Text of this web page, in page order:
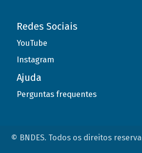
Redes Sociais
YouTube
Instagram
Ajuda
Perguntas frequentes
© BNDES. Todos os direitos